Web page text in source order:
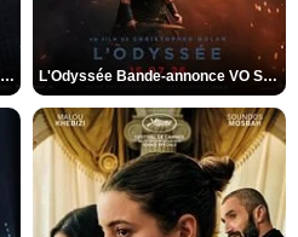
Spider-Man: Brand New Day Bande-annonce VO STFR L'Odyssée Bande-annonce VO STFR